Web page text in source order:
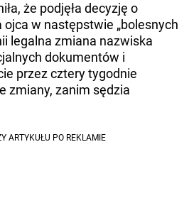
że ​​podjęła decyzję o
w następstwie „bolesnych
legalna zmiana nazwiska
dokumentów i
przez cztery tygodnie
zmiany, zanim sędzia